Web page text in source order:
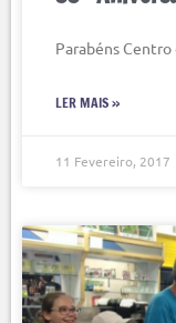
Parabéns Centro
LER MAIS »
11 Fevereiro, 2017